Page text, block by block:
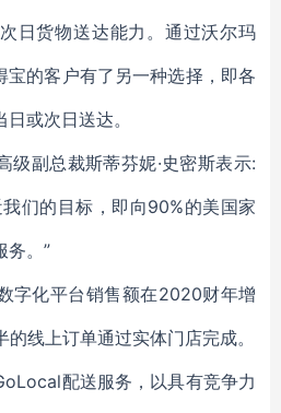
日货物送达能力。通过沃尔玛
的客户有了另一种选择，即各
或次日送达。
副总裁斯蒂芬妮·史密斯表示:
们的目标，即向90%的美国家
务。”
化平台销售额在2020财年增
线上订单通过实体门店完成。
配送服务，以具有竞争力